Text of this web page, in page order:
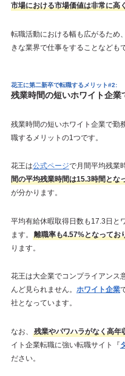
市場における市場価値は非常に高
転職活動における幅も広がるため
きな業界で仕事をすることなども
花王に第二新卒で転職するメリット#2:
残業時間の短いホワイト企業
残業時間の短いホワイト企業で勤
職するメリットの1つです。
花王は公式ページで月間平均残業
間の平均残業時間は15.3時間とな
が分かります。
平均有給休暇取得日数も17.3日と
ます。
離職率も4.57%となってお
ります。
花王は大企業でコンプライアンス
んど見られません。 ホワイト企業
社となっています。
なお、 残業やパワハラがなく高年
イト企業転職に強い転職サイト『
ださい。